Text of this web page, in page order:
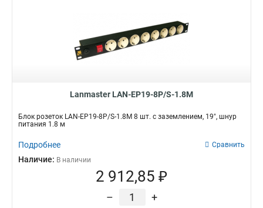
Lanmaster LAN-EP19-8P/S-1.8M
Блок розеток LAN-EP19-8P/S-1.8M 8 шт. с заземлением, 19", шнур
питания 1.8 м
Подробнее Сравнить
Наличие: В наличии
2 912,85 ₽
– +